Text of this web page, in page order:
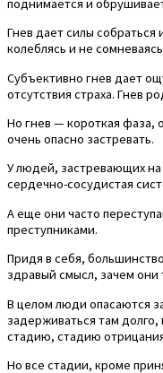
поднимается и
Гнев дает силы
колеблясь и не
Субъективно гнев дает
отсутствия страха. Гнев
Но гнев — короткая фаза,
очень опасно застревать.
У людей, застревающих на
сердечно-сосудистая
А еще они часто
преступниками.
Придя в себя,
здравый смысл, зачем они
В целом люди опасаются
задерживаться там
стадию, стадию
Но все стадии, кроме